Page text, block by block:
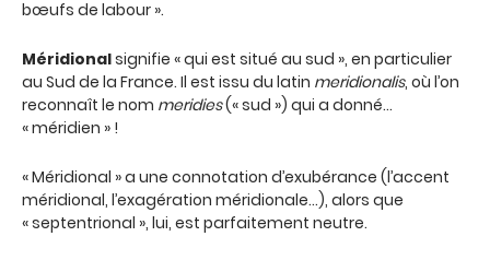
bœufs de labour ».
Méridionalsignifie « qui est situé au sud », en particulier
au Sud de la France. Il est issu du latin meridionalis, où l’on
reconnaît le nom meridies(« sud ») qui a donné…
« méridien » !
« Méridional » a une connotation d’exubérance (l’accent
méridional, l’exagération méridionale…), alors que
« septentrional », lui, est parfaitement neutre.